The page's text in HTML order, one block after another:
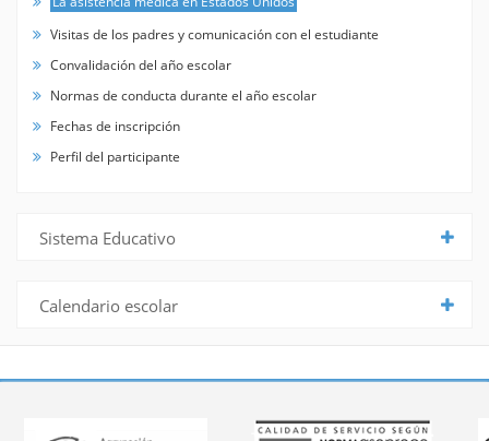
Visitas de los padres y comunicación con el estudiante
Convalidación del año escolar
Normas de conducta durante el año escolar
Fechas de inscripción
Perfil del participante
Sistema Educativo
Calendario escolar